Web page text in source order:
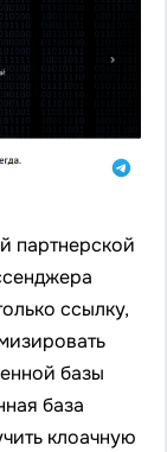
партнерской
ссылку,
базы
база
клоачную